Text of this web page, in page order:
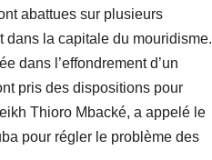
abattues sur plusieurs
dans la capitale du mouridisme.
dans l’effondrement d’un
pris des dispositions pour
Thioro Mbacké, a appelé le
pour régler le problème des